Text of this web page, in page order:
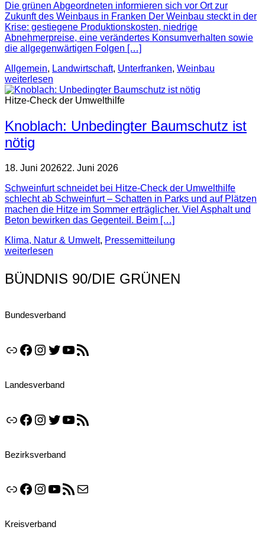
Die grünen Abgeordneten informieren sich vor Ort zur
Zukunft des Weinbaus in Franken Der Weinbau steckt in der
Krise: gestiegene Produktionskosten, niedrige
Abnehmerpreise, eine verändertes Konsumverhalten sowie
die allgegenwärtigen Folgen […]
Allgemein, Landwirtschaft, Unterfranken, Weinbau
weiterlesen
Hitze-Check der Umwelthilfe
Knoblach: Unbedingter Baumschutz ist
nötig
18. Juni 202622. Juni 2026
Schweinfurt schneidet bei Hitze-Check der Umwelthilfe
schlecht ab Schweinfurt – Schatten in Parks und auf Plätzen
machen die Hitze im Sommer erträglicher. Viel Asphalt und
Beton bewirken das Gegenteil. Beim […]
Klima, Natur & Umwelt, Pressemitteilung
weiterlesen
BÜNDNIS 90/DIE GRÜNEN
Bundesverband
Link Facebook Instagram Twitter YouTube RSS-Feed
Landesverband
Link Facebook Instagram Twitter YouTube RSS-Feed
Bezirksverband
Link Facebook Instagram YouTube RSS-Feed E-Mail
Kreisverband